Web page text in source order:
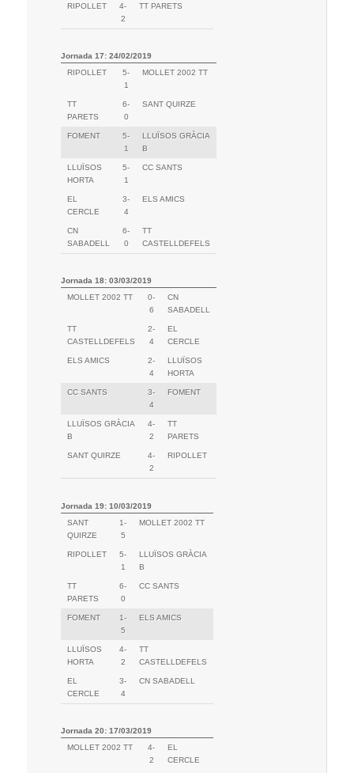
RIPOLLET
4-
2
TT PARETS
Jornada 17: 24/02/2019
RIPOLLET
5-
1
MOLLET 2002 TT
TT
PARETS
6-
0
SANT QUIRZE
FOMENT
5-
1
LLUÏSOS GRÀCIA
B
LLUÏSOS
HORTA
5-
1
CC SANTS
EL
CERCLE
3-
4
ELS AMICS
CN
SABADELL
6-
0
TT
CASTELLDEFELS
Jornada 18: 03/03/2019
MOLLET 2002 TT
0-
6
CN
SABADELL
TT
CASTELLDEFELS
2-
4
EL
CERCLE
ELS AMICS
2-
4
LLUÏSOS
HORTA
CC SANTS
3-
4
FOMENT
LLUÏSOS GRÀCIA
B
4-
2
TT
PARETS
SANT QUIRZE
4-
2
RIPOLLET
Jornada 19: 10/03/2019
SANT
QUIRZE
1-
5
MOLLET 2002 TT
RIPOLLET
5-
1
LLUÏSOS GRÀCIA
B
TT
PARETS
6-
0
CC SANTS
FOMENT
1-
5
ELS AMICS
LLUÏSOS
HORTA
4-
2
TT
CASTELLDEFELS
EL
CERCLE
3-
4
CN SABADELL
Jornada 20: 17/03/2019
MOLLET 2002 TT
4-
2
EL
CERCLE